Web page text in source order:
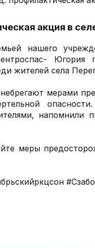
акция в
нашего
Югория
жителей села
мерами
напомнили
меры